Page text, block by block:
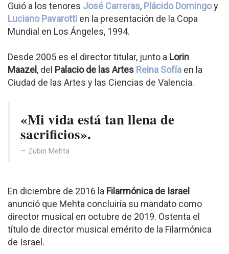
Guió a los tenores José Carreras, Plácido Domingoy
Luciano Pavarotti en la presentación de la Copa
Mundial en Los Ángeles, 1994.
Desde 2005 es el director titular, junto a Lorin
Maazel , del Palacio de las Artes Reina Sofía en la
Ciudad de las Artes y las Ciencias de Valencia.
«Mi vida está tan llena de
sacrificios».
Zubin Mehta
En diciembre de 2016 la Filarmónica de Israel
anunció que Mehta concluiría su mandato como
director musical en octubre de 2019. Ostenta el
título de director musical emérito de la Filarmónica
de Israel.